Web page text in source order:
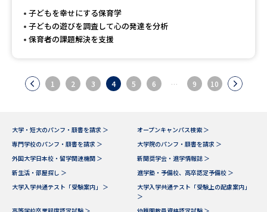
子どもを幸せにする保育学
子どもの遊びを調査して心の発達を分析
保育者の課題解決を支援
1 2 3 4 5 6 … 9 10
大学・短大のパンフ・願書を請求 ＞
オープンキャンパス検索 ＞
専門学校のパンフ・願書を請求 ＞
大学院のパンフ・願書を請求 ＞
外国大学日本校・留学関連機関 ＞
新聞奨学会・進学情報誌 ＞
新生活・部屋探し ＞
進学塾・予備校、高卒認定予備校 ＞
大学入学共通テスト「受験案内」 ＞
大学入学共通テスト「受験上の配慮案内」
＞